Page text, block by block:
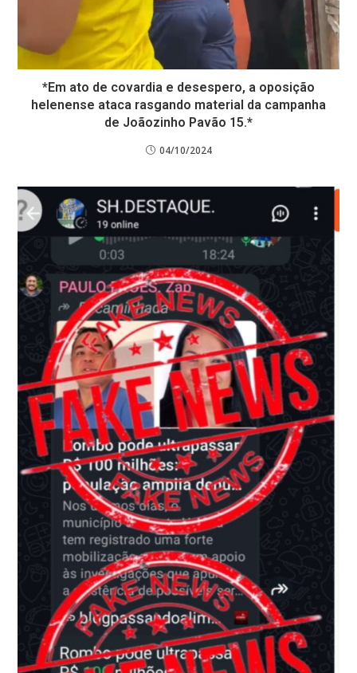
*Em ato de covardia e desespero, a oposição
helenense ataca rasgando material da campanha
de Joãozinho Pavão 15.*
04/10/2024